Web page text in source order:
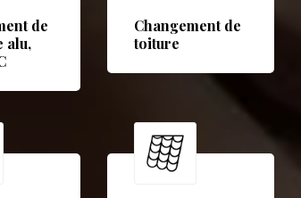
de
alu,
Changement de
toiture